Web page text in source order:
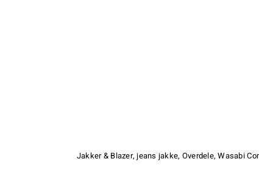
Jakker & Blazer, jeans jakke, Overdele,Wasabi